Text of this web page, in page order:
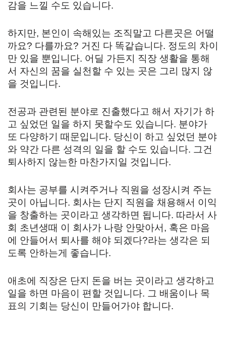
감을 느낄 수도 있습니다.
하지만, 본인이 속해있는 조직말고 다른곳은 어떨
까요? 다를까요? 거진 다 똑같습니다. 정도의 차이
만 있을 뿐입니다. 어딜 가든지 직장 생활을 통해
서 자신의 꿈을 실천할 수 있는 곳은 그리 많지 않
을 것입니다.
전공과 관련된 분야로 진출했다고 해서 자기가 하
고 싶었던 일을 하지 못할수도 있습니다. 분야가
또 다양하기 때문입니다. 당신이 하고 싶었던 분야
와 약간 다른 성격의 일을 할 수도 있습니다. 그건
퇴사하지 않는한 마찬가지일 것입니다.
회사는 공부를 시켜주거나 직원을 성장시켜 주는
곳이 아닙니다. 회사는 단지 직원을 채용해서 이익
을 창출하는 곳이라고 생각하면 됩니다. 따라서 사
회 초년생때 이 회사가 나랑 안맞아서, 혹은 마음
에 안들어서 퇴사를 해야 되겠다?라는 생각은 되
도록 안하는게 좋습니다.
애초에 직장은 단지 돈을 버는 곳이라고 생각하고
일을 하면 마음이 편할 것입니다. 그 배움이나 목
표의 기회는 당신이 만들어가야 합니다.